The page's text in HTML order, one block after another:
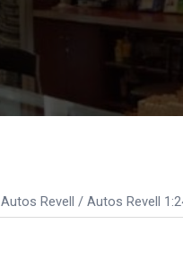
Autos Revell / Autos Revell